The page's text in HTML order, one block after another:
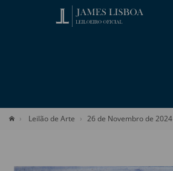
Leilão de Arte 26 de Novembro de 2024